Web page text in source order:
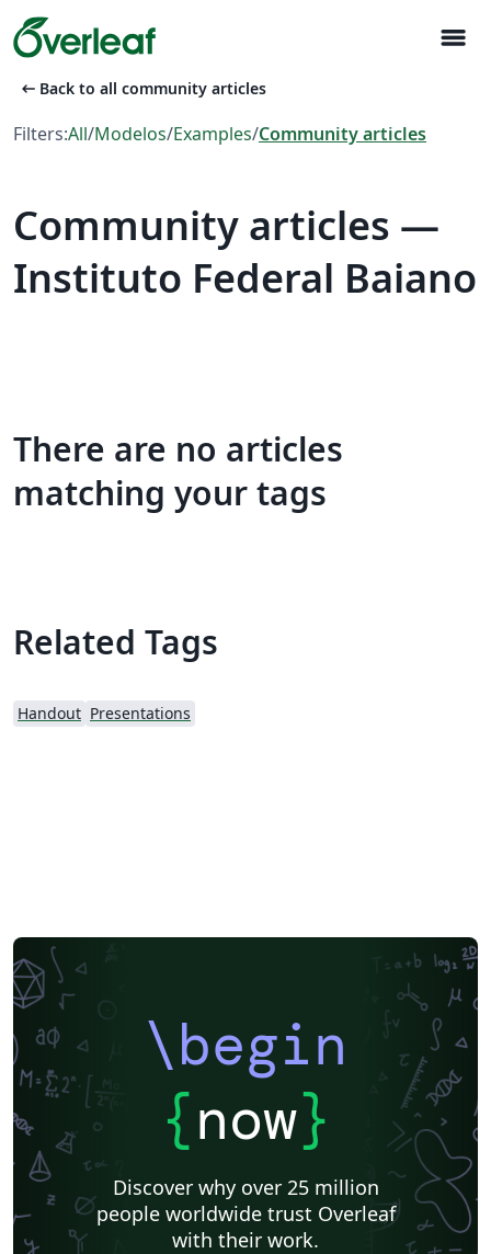
menu
arrow_left_alt Back to all community articles
Filters:All/Modelos/Examples/Community articles
Community articles —
Instituto Federal Baiano
There are no articles
matching your tags
Related Tags
Handout Presentations
\begin
{now}
Discover why over 25 million
people worldwide trust Overleaf
with their work.